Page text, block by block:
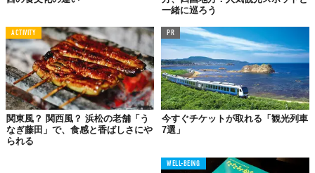
一緒に巡ろう
ACTIVITY
関東風？ 関西風？ 浜松の老舗「う
なぎ藤田」で、食感と香ばしさにや
られる
PR
今すぐチケットが取れる「観光列車
7選」
WELL-BEING